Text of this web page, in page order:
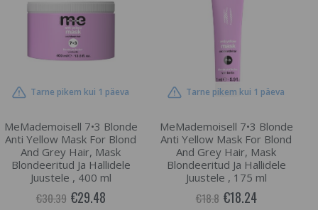
Tarne pikem kui 1 päeva
MeMademoisell 7•3 Blonde
Anti Yellow Mask For Blond
And Grey Hair, Mask
Blondeeritud Ja Hallidele
Juustele , 400 ml
€30.39 €29.48
Tarne pikem kui 1 päeva
MeMademoisell 7•3 Blonde
Anti Yellow Mask For Blond
And Grey Hair, Mask
Blondeeritud Ja Hallidele
Juustele , 175 ml
€18.8 €18.24